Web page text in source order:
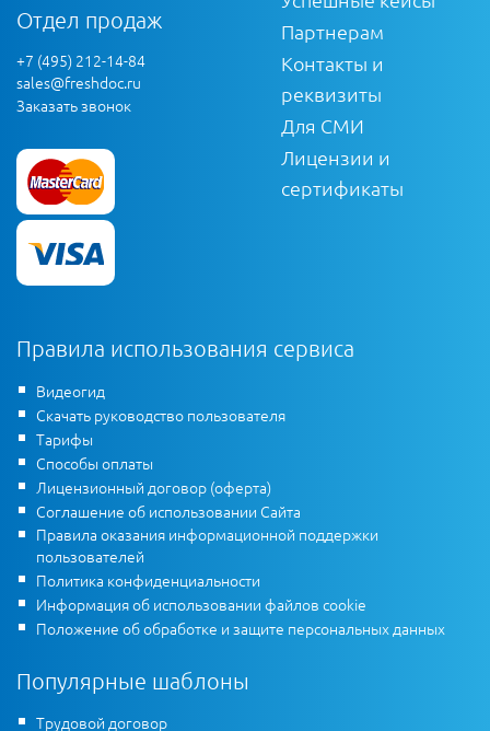
Отдел продаж
+7 (495) 212-14-84
sales@freshdoc.ru
Заказать звонок
Партнерам
Контакты и
реквизиты
Для СМИ
Лицензии и
сертификаты
Правила использования сервиса
Видеогид
Скачать руководство пользователя
Тарифы
Способы оплаты
Лицензионный договор (оферта)
Соглашение об использовании Сайта
Правила оказания информационной поддержки
пользователей
Политика конфиденциальности
Информация об использовании файлов cookie
Положение об обработке и защите персональных данных
Популярные шаблоны
Трудовой договор